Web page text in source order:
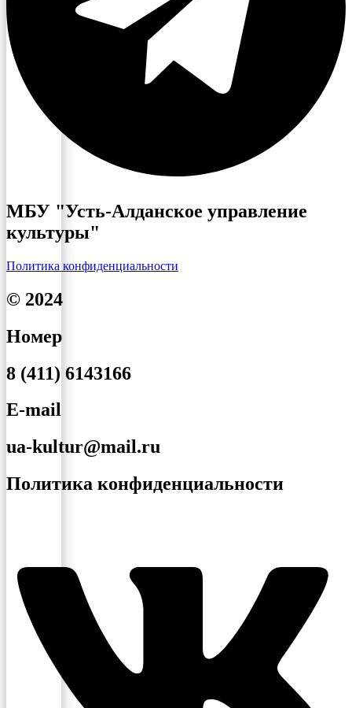
МБУ "Усть-Алданское управление
культуры"
Политика конфиденциальности
© 2024
Номер
8 (411) 6143166
E-mail
ua-kultur@mail.ru
Политика конфиденциальности